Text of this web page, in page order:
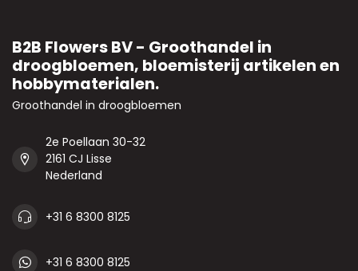
B2B Flowers BV - Groothandel in
droogbloemen, bloemisterij artikelen en
hobbymaterialen.
Groothandel in droogbloemen
2e Poellaan 30-32
2161 CJ Lisse
Nederland
+31 6 8300 8125
+31 6 8300 8125